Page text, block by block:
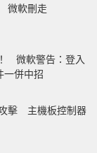
微軟刪走
微軟警告：登入
一併中招
擊 主機板控制器